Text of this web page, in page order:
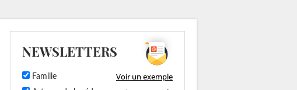
NEWSLETTERS
Famille Voir un exemple